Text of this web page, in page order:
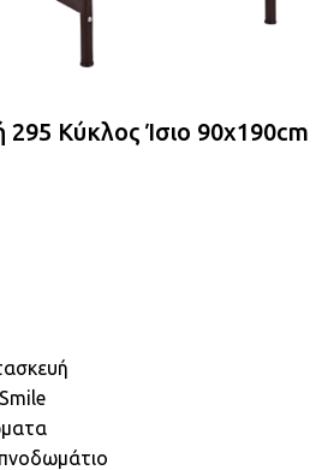
Κύκλος Ίσιο 90x190cm